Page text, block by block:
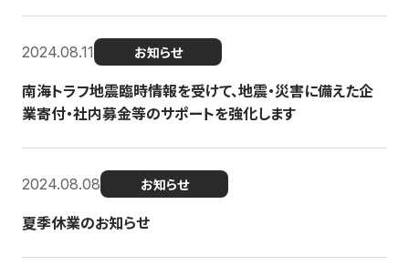
2024.08.11 お知らせ
南海トラフ地震臨時情報を受けて、地震・災害に備えた企
業寄付・社内募金等のサポートを強化します
2024.08.08 お知らせ
夏季休業のお知らせ